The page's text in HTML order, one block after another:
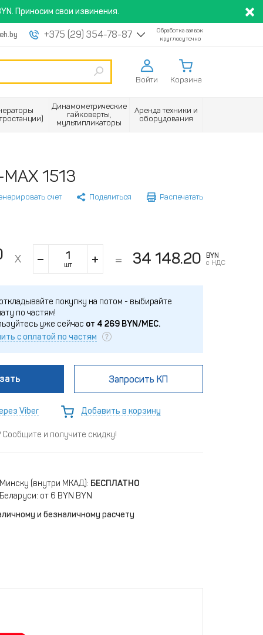
Приносим свои извинения.
+375 (29) 354-78-87
Обработка заявок
круглосуточно
Войти Корзина
Динамометрические
гайковерты,
мультипликаторы
Аренда техники и
оборудования
1513
счет Поделиться Распечатать
шт 34 148.20
BYN
с НДС
покупку на потом - выбирайте
по частям!
уже сейчас от 4 269BYN/МЕС.
с оплатой по частям
Запросить КП
Viber Добавить в корзину
и получите скидку!
(внутри МКАД): БЕСПЛАТНО
от 6 BYN BYN
и безналичному расчету